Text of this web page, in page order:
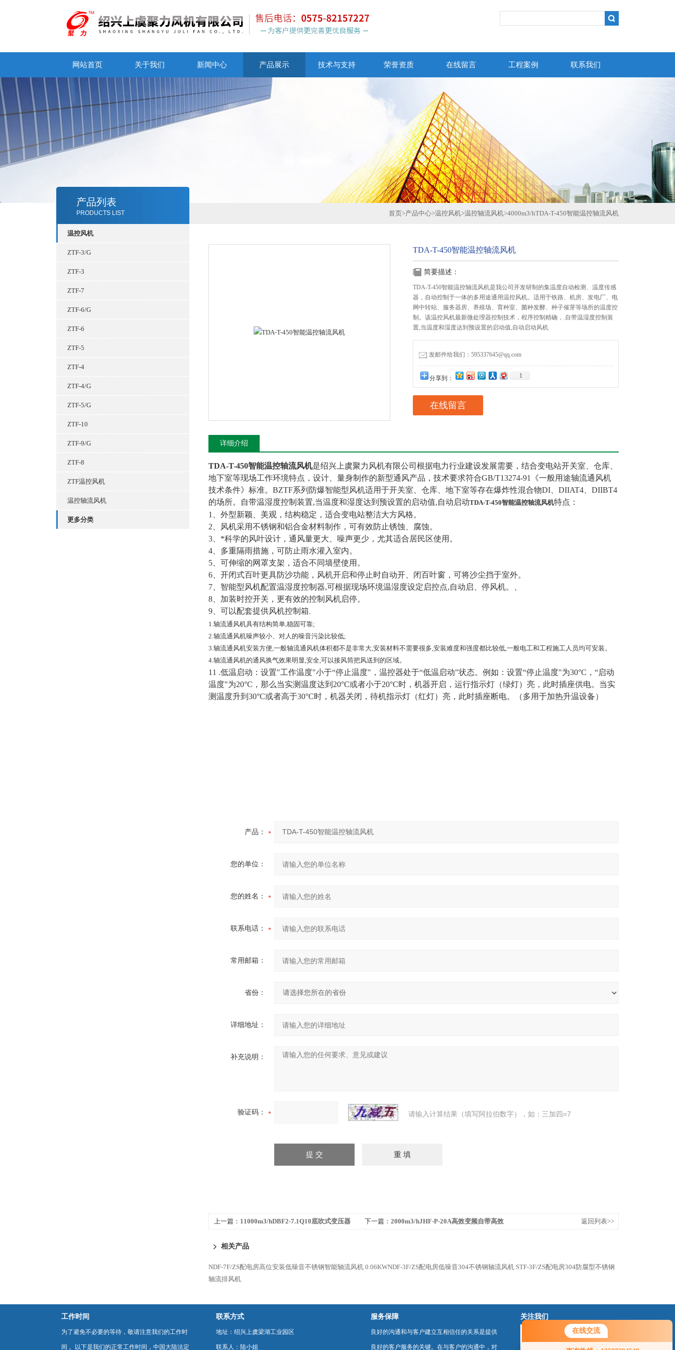
在线交流
您好！欢迎前来咨询，很高兴为您
网站首页 关于我们 新闻中心 产品展示 技术与支持 荣誉资质 在线留言 工程案例 联系我们
产品列表
PRODUCTS LIST
温控风机
ZTF-3/G
ZTF-3
ZTF-7
ZTF-6/G
ZTF-6
ZTF-5
ZTF-4
ZTF-4/G
ZTF-5/G
ZTF-10
ZTF-9/G
ZTF-8
ZTF温控风机
温控轴流风机
更多分类
首页>产品中心>温控风机>温控轴流风机>4000m3/hTDA-T-450智能温控轴流风机
TDA-T-450智能温控轴流风机
简要描述：
TDA-T-450智能温控轴流风机是我公司开发研制的集温度自动检测、温度传感
器，自动控制于一体的多用途通用温控风机。适用于铁路、机房、发电厂、电
网中转站、服务器房、养殖场、育种室、菌种发酵、种子催芽等场所的温度控
制。该温控风机最新微处理器控制技术，程序控制精确，.自带温湿度控制装
置,当温度和湿度达到预设置的启动值,自动启动风机
发邮件给我们：595337645@qq.com
分享到： 1
在线留言
详细介绍
TDA-T-450智能温控轴流风机是绍兴上虞聚力风机有限公司根据电力行业建设发展需要，结合变电站开关室、仓库、
地下室等现场工作环境特点，设计、量身制作的新型通风产品，技术要求符合GB/T13274-91《一般用途轴流通风机
技术条件》标准。BZTF系列防爆智能型风机适用于开关室、仓库、地下室等存在爆炸性混合物DI、DIIAT4、DIIBT4
的场所。自带温湿度控制装置,当温度和湿度达到预设置的启动值,自动启动TDA-T-450智能温控轴流风机特点：
1、外型新颖、美观，结构稳定，适合变电站整洁大方风格。
2、风机采用不锈钢和铝合金材料制作，可有效防止锈蚀、腐蚀。
3、*科学的风叶设计，通风量更大、噪声更少，尤其适合居民区使用。
4、多重隔雨措施，可防止雨水灌入室内。
5、可伸缩的网罩支架，适合不同墙壁使用。
6、开闭式百叶更具防沙功能，风机开启和停止时自动开、闭百叶窗，可将沙尘挡于室外。
7、智能型风机配置温湿度控制器,可根据现场环境温湿度设定启控点,自动启、停风机。、
8、加装时控开关，更有效的控制风机启停。
9、可以配套提供风机控制箱
1.轴流通风机具有结构简单,稳固可靠;
2.轴流通风机噪声较小、对人的噪音污染比较低;
3.轴流通风机安装方便,一般轴流通风机体积都不是非常大,安装材料不需要很多,安装难度和强度都比较低,一般电工和工程施工人员均可安装。
4.轴流通风机的通风换气效果明显,安全,可以接风筒把风送到的区域。
11 .低温启动：设置"工作温度"小于“停止温度"，温控器处于“低温启动"状态。例如：设置“停止温度"为30°C，“启动
温度"为20°C，那么当实测温度达到20°C或者小于20°C时，机器开启，运行指示灯（绿灯）亮，此时插座供电。当实
测温度升到30°C或者高于30°C时，机器关闭，待机指示灯（红灯）亮，此时插座断电。
（多用于加热升温设备）
产品：
您的单位：
您的姓名：
联系电话：
常用邮箱：
省份：
详细地址：
补充说明：
验证码： 请输入计算结果（填写阿拉伯数字），如：三加四=7
上一篇： 11000m3/hDBF2-7.1Q10底吹式变压器
下一篇： 2000m3/hJHF-P-20A高效变频自带高效
返回列表>>
相关产品
NDF-7F/ZS配电房高位安装低噪音不锈钢智能轴流风机 0.06KWNDF-3F/ZS配电房低噪音304不锈钢轴流风机 STF-3F/ZS配电房304防腐型不锈钢
轴流排风机
工作时间
为了避免不必要的等待，敬请注意我们的工作时
间 。以下是我们的正常工作时间，中国大陆法定
联系方式
地址：绍兴上虞梁湖工业园区
联系人：陆小姐
服务保障
良好的沟通和与客户建立互相信任的关系是提供
良好的客户服务的关键。在与客户的沟通中，对
关注我们